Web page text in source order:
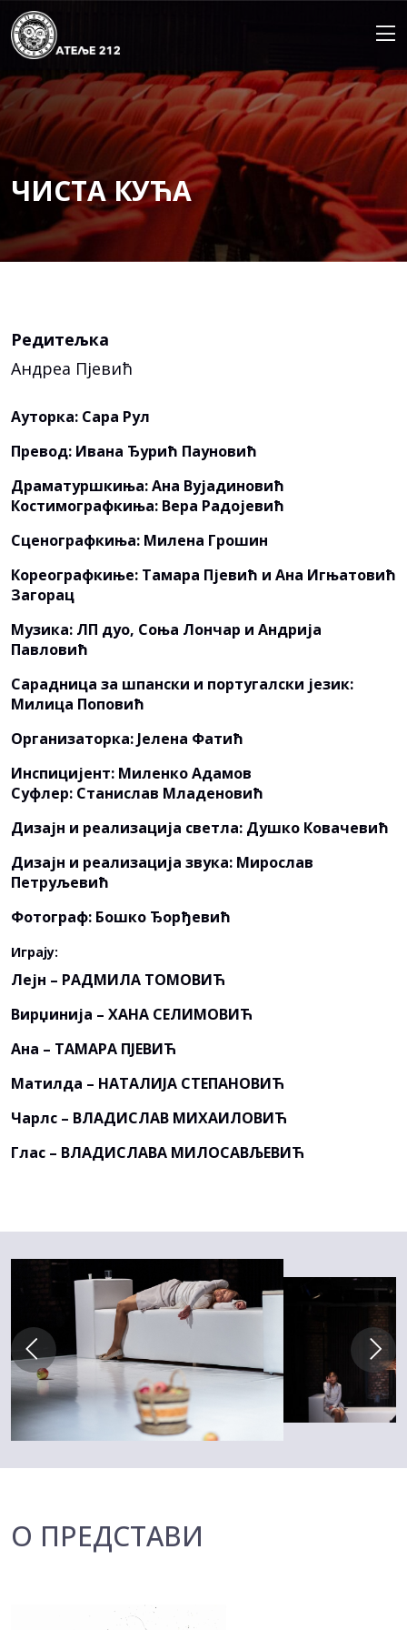
Skip
to
content
ЧИСТА КУЋА
Редитељка
Андреа Пјевић
Ауторка: Сара Рул
Превод: Ивана Ђурић Пауновић
Драматуршкиња: Ана Вујадиновић
Костимографкиња: Вера Радојевић
Сценографкиња: Милена Грошин
Кореографкиње: Тамара Пјевић и Ана Игњатовић
Загорац
Музика: ЛП дуо, Соња Лончар и Андрија
Павловић
Сарадница за шпански и португалски језик:
Милица Поповић
Организаторка: Јелена Фатић
Инспицијент: Миленко Адамов
Суфлер: Станислав Младеновић
Дизајн и реализација светла: Душко Ковачевић
Дизајн и реализација звука: Мирослав
Петруљевић
Фотограф: Бошко Ђорђевић
Играју:
Лејн – РАДМИЛА ТОМОВИЋ
Вирџинија – ХАНА СЕЛИМОВИЋ
Ана – ТАМАРА ПЈЕВИЋ
Матилда – НАТАЛИЈА СТЕПАНОВИЋ
Чарлс – ВЛАДИСЛАВ МИХАИЛОВИЋ
Глас – ВЛАДИСЛАВА МИЛОСАВЉЕВИЋ
О ПРЕДСТАВИ